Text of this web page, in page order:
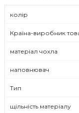
колір
Країна-виробник
матеріал чохла
наповнювач
Тип
щільність матеріалу